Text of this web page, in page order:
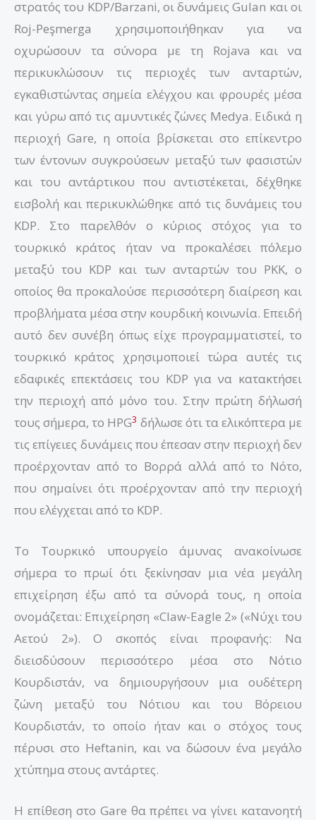
στρατός του KDP/Barzani, οι δυνάμεις Gulan και οι
Roj-Peşmerga χρησιμοποιήθηκαν για να
οχυρώσουν τα σύνορα με τη Rojava και να
περικυκλώσουν τις περιοχές των ανταρτών,
εγκαθιστώντας σημεία ελέγχου και φρουρές μέσα
και γύρω από τις αμυντικές ζώνες Medya. Ειδικά η
περιοχή Gare, η οποία βρίσκεται στο επίκεντρο
των έντονων συγκρούσεων μεταξύ των φασιστών
και του αντάρτικου που αντιστέκεται, δέχθηκε
εισβολή και περικυκλώθηκε από τις δυνάμεις του
KDP. Στο παρελθόν ο κύριος στόχος για το
τουρκικό κράτος ήταν να προκαλέσει πόλεμο
μεταξύ του KDP και των ανταρτών του PKK, ο
οποίος θα προκαλούσε περισσότερη διαίρεση και
προβλήματα μέσα στην κουρδική κοινωνία. Επειδή
αυτό δεν συνέβη όπως είχε προγραμματιστεί, το
τουρκικό κράτος χρησιμοποιεί τώρα αυτές τις
εδαφικές επεκτάσεις του KDP για να κατακτήσει
την περιοχή από μόνο του. Στην πρώτη δήλωσή
τους σήμερα, το HPG3 δήλωσε ότι τα ελικόπτερα με
τις επίγειες δυνάμεις που έπεσαν στην περιοχή δεν
προέρχονταν από το Βορρά αλλά από το Νότο,
που σημαίνει ότι προέρχονταν από την περιοχή
που ελέγχεται από το KDP.
Το Τουρκικό υπουργείο άμυνας ανακοίνωσε
σήμερα το πρωί ότι ξεκίνησαν μια νέα μεγάλη
επιχείρηση έξω από τα σύνορά τους, η οποία
ονομάζεται: Επιχείρηση «Claw-Eagle 2» («Νύχι του
Αετού 2»). Ο σκοπός είναι προφανής: Να
διεισδύσουν περισσότερο μέσα στο Νότιο
Κουρδιστάν, να δημιουργήσουν μια ουδέτερη
ζώνη μεταξύ του Νότιου και του Βόρειου
Κουρδιστάν, το οποίο ήταν και ο στόχος τους
πέρυσι στο Heftanin, και να δώσουν ένα μεγάλο
χτύπημα στους αντάρτες.
Η επίθεση στο Gare θα πρέπει να γίνει κατανοητή